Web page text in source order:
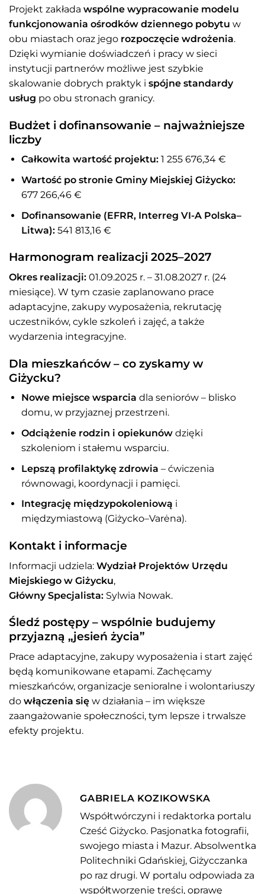
Projekt zakłada wspólne wypracowanie modelu
funkcjonowania ośrodków dziennego pobytu w
obu miastach oraz jego rozpoczęcie wdrożenia.
Dzięki wymianie doświadczeń i pracy w sieci
instytucji partnerów możliwe jest szybkie
skalowanie dobrych praktyk i spójne standardy
usług po obu stronach granicy.
Budżet i dofinansowanie – najważniejsze
liczby
Całkowita wartość projektu:1 255 676,34 €
Wartość po stronie Gminy Miejskiej Giżycko:
677 266,46 €
Dofinansowanie (EFRR, Interreg VI-A Polska–
Litwa):541 813,16 €
Harmonogram realizacji 2025–2027
Okres realizacji: 01.09.2025 r. – 31.08.2027 r. (24
miesiące). W tym czasie zaplanowano prace
adaptacyjne, zakupy wyposażenia, rekrutację
uczestników, cykle szkoleń i zajęć, a także
wydarzenia integracyjne.
Dla mieszkańców – co zyskamy w
Giżycku?
Nowe miejsce wsparcia dla seniorów – blisko
domu, w przyjaznej przestrzeni.
Odciążenie rodzin i opiekunówdzięki
szkoleniom i stałemu wsparciu.
Lepszą profilaktykę zdrowia – ćwiczenia
równowagi, koordynacji i pamięci.
Integrację międzypokoleniową i
międzymiastową (Giżycko–Varėna).
Kontakt i informacje
Informacji udziela: Wydział Projektów Urzędu
Miejskiego w Giżycku,
Główny Specjalista: Sylwia Nowak.
Śledź postępy – wspólnie budujemy
przyjazną „jesień życia”
Prace adaptacyjne, zakupy wyposażenia i start zajęć
będą komunikowane etapami. Zachęcamy
mieszkańców, organizacje senioralne i wolontariuszy
do włączenia się w działania – im większe
zaangażowanie społeczności, tym lepsze i trwalsze
efekty projektu.
GABRIELA KOZIKOWSKA
Współtwórczyni i redaktorka portalu
Cześć Giżycko. Pasjonatka fotografii,
swojego miasta i Mazur. Absolwentka
Politechniki Gdańskiej, Giżycczanka
po raz drugi. W portalu odpowiada za
współtworzenie treści, oprawę